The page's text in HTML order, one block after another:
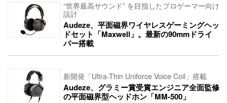
“世界最高サウンド” を目指したプロゲーマー向け
設計
Audeze、平面磁界ワイヤレスゲーミングヘッ
ドセット「Maxwell」。最新の90mmドライ
バー搭載
新開発「Ultra-Thin Uniforce Voice Coil」搭載
Audeze、グラミー賞受賞エンジニア全面監修
の平面磁界型ヘッドホン「MM-500」